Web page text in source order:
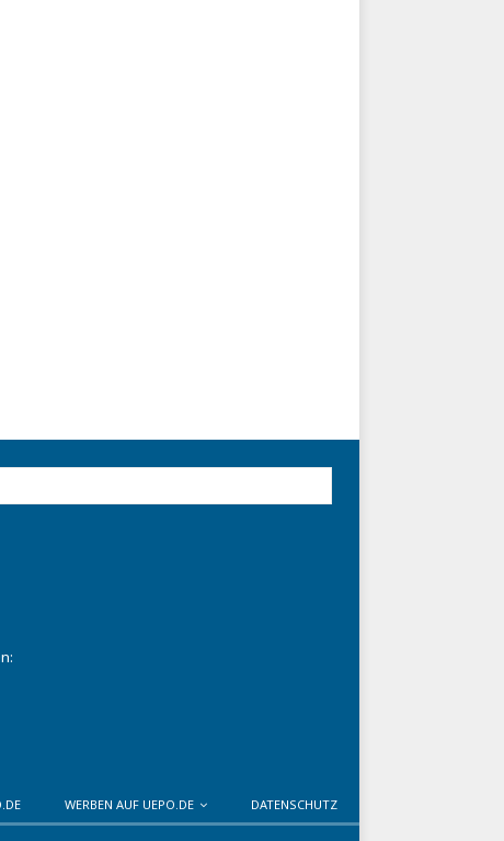
WERBEN AUF UEPO.DE DATENSCHUTZ